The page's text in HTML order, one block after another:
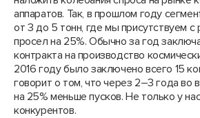
аппаратов. Так, в прошлом году
от 3 до 5 тонн, где мы присутствуем с
просел на 25%. Обычно за год
контракта на производство
2016 году было заключено всего 15
говорит о том, что через 2–3 года во
на 25% меньше пусков. Не только у
конкурентов.